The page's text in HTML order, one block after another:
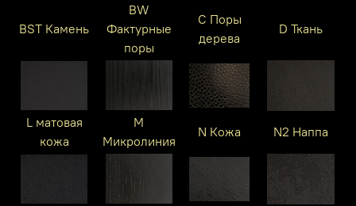
BST Камень
BW
Фактурные
поры
C Поры
дерева
D Ткань
L матовая
кожа
M
Микролиния
N Кожа N2 Наппа